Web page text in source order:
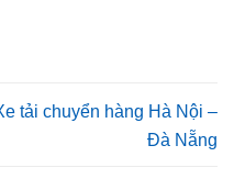
tải chuyển hàng Hà Nội –
Đà Nẵng